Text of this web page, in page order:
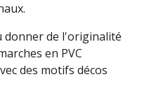
donner de l'originalité
en PVC
des motifs décos